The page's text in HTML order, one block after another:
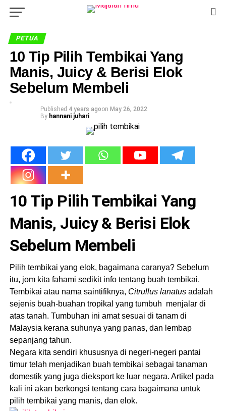
PETUA
10 Tip Pilih Tembikai Yang
Manis, Juicy & Berisi Elok
Sebelum Membeli
Published 4 years agoon May 26, 2022
By hannani juhari
10 Tip Pilih Tembikai Yang
Manis, Juicy & Berisi Elok
Sebelum Membeli
Pilih tembikai yang elok, bagaimana caranya? Sebelum
itu, jom kita fahami sedikit info tentang buah tembikai.
Tembikai atau nama saintifiknya, Citrullus lanatusadalah
sejenis buah-buahan tropikal yang tumbuh menjalar di
atas tanah. Tumbuhan ini amat sesuai di tanam di
Malaysia kerana suhunya yang panas, dan lembap
sepanjang tahun.
Negara kita sendiri khususnya di negeri-negeri pantai
timur telah menjadikan buah tembikai sebagai tanaman
domestik yang juga dieksport ke luar negara. Artikel pada
kali ini akan berkongsi tentang cara bagaimana untuk
pilih tembikai yang manis, dan elok.